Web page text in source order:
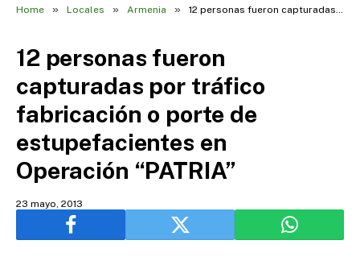
Home » Locales » Armenia » 12 personas fueron capturadas por tráfico fabricación o porte de estupefacientes en Operación “PATRIA”
12 personas fueron
capturadas por tráfico
fabricación o porte de
estupefacientes en
Operación “PATRIA”
23 mayo, 2013